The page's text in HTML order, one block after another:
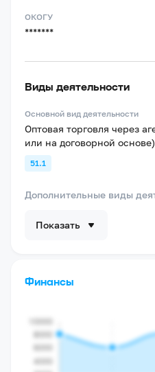
ОКОГУ
*******
Виды деятельности
Основной вид деятельности
Оптовая торговля через
или на договорной основе)
51.1
Дополнительные виды
Показать
Финансы